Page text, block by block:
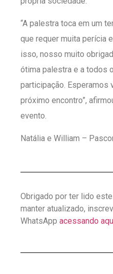
“A palestra toca em um
que requer muita perícia
isso, nosso muito
ótima palestra e a todos
participação. Esperamos
próximo encontro”,
evento.
Natália e William –
Obrigado por ter lido
manter atualizado,
WhatsApp acessando